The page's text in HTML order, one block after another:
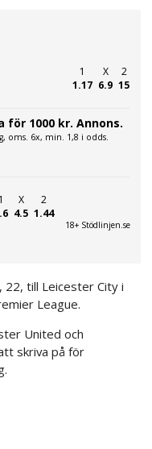
1
1.17
X
6.9
2
15
för 1000 kr. Annons.
oms. 6x, min. 1,8 i odds.
1
X
4.5
2
1.44
18+ Stödlinjen.se
, 22, till Leicester City i
League.
United och
skriva på för